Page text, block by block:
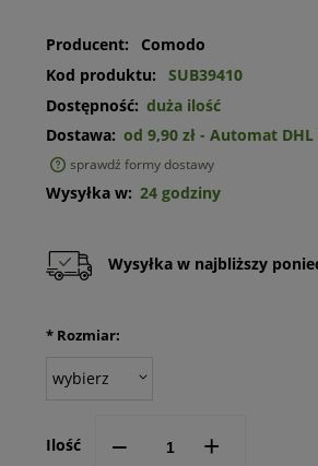
Producent:
Comodo
Kod produktu:
SUB39410
Dostępność: duża ilość
Dostawa: od 9,90 zł - Automat DHL
sprawdź formy dostawy
Wysyłka w: 24 godziny
Wysyłka w najbliższy
*Rozmiar:
Ilość -- +